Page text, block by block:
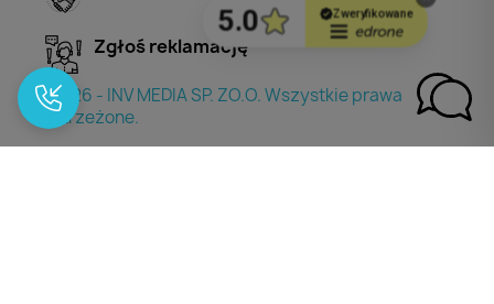
Zgłoś reklamację
© 2026 - INV MEDIA SP. ZO.O. Wszystkie prawa
zastrzeżone.